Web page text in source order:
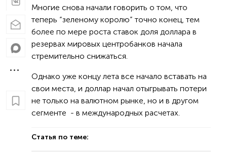
Многие снова начали говорить о том, что
теперь “зеленому королю” точно конец, тем
более по мере роста ставок доля доллара в
резервах мировых центробанков начала
стремительно снижаться.
Однако уже концу лета все начало вставать на
свои места, и доллар начал отыгрывать потери
не только на валютном рынке, но и в другом
сегменте - в международных расчетах.
Статья по теме: